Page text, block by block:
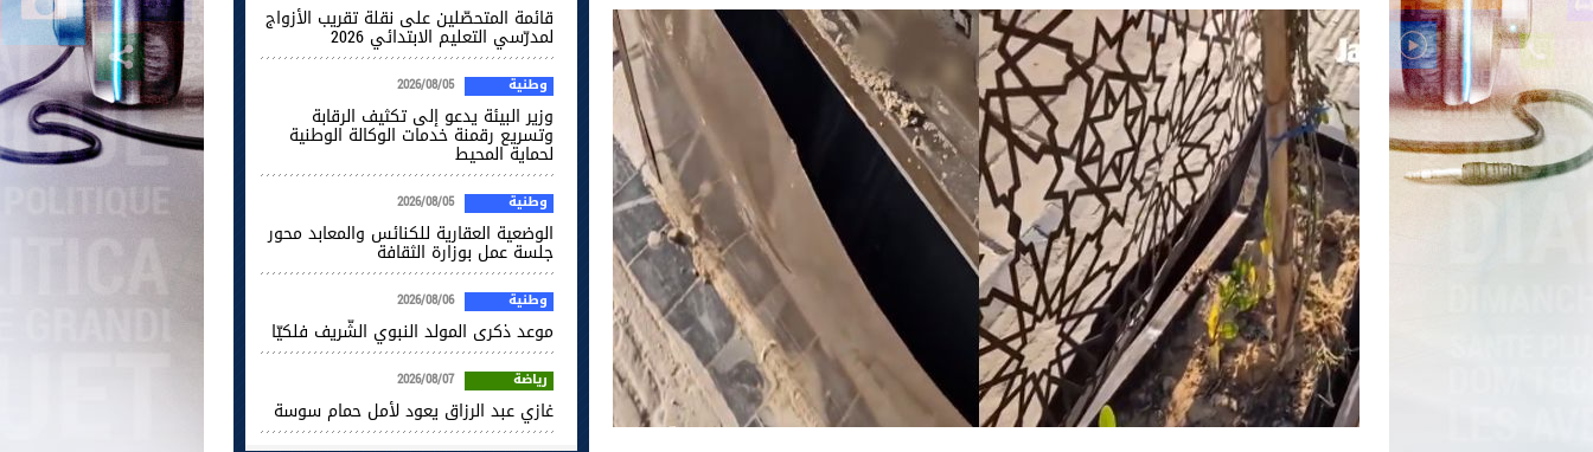
قائمة المتحصّلين على نقلة تقريب الأزواج
لمدرّسي التعليم الابتدائي 2026
وطنية 2026/08/05
وزير البيئة يدعو إلى تكثيف الرقابة
وتسريع رقمنة خدمات الوكالة الوطنية
لحماية المحيط
وطنية 2026/08/05
الوضعية العقارية للكنائس والمعابد محور
جلسة عمل بوزارة الثقافة
وطنية 2026/08/06
موعد ذكرى المولد النبوي الشّريف فلكيّا
رياضة 2026/08/07
غازي عبد الرزاق يعود لأمل حمام سوسة